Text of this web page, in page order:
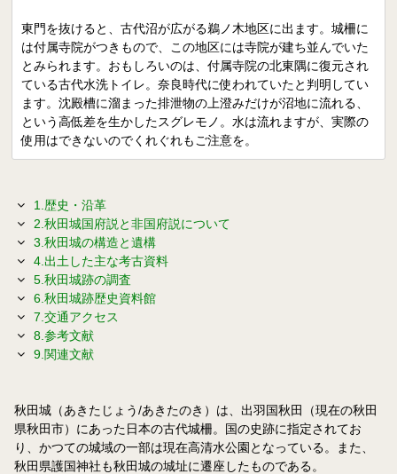
東門を抜けると、古代沼が広がる鵜ノ木地区に出ます。城柵に
は付属寺院がつきもので、この地区には寺院が建ち並んでいた
とみられます。おもしろいのは、付属寺院の北東隅に復元され
ている古代水洗トイレ。奈良時代に使われていたと判明してい
ます。沈殿槽に溜まった排泄物の上澄みだけが沼地に流れる、
という高低差を生かしたスグレモノ。水は流れますが、実際の
使用はできないのでくれぐれもご注意を。
1.歴史・沿革
2.秋田城国府説と非国府説について
3.秋田城の構造と遺構
4.出土した主な考古資料
5.秋田城跡の調査
6.秋田城跡歴史資料館
7.交通アクセス
8.参考文献
9.関連文献
秋田城（あきたじょう/あきたのき）は、出羽国秋田（現在の秋田
県秋田市）にあった日本の古代城柵。国の史跡に指定されてお
り、かつての城域の一部は現在高清水公園となっている。また、
秋田県護国神社も秋田城の城址に遷座したものである。